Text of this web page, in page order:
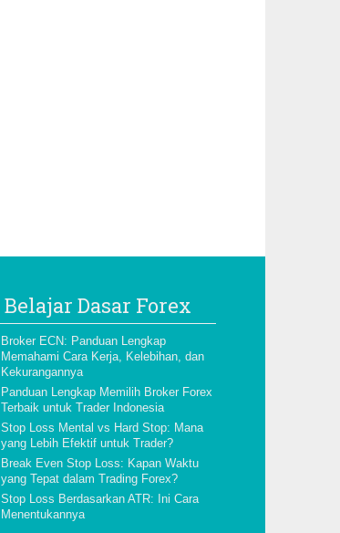
Belajar Dasar Forex
Broker ECN: Panduan Lengkap
Memahami Cara Kerja, Kelebihan, dan
Kekurangannya
Panduan Lengkap Memilih Broker Forex
Terbaik untuk Trader Indonesia
Stop Loss Mental vs Hard Stop: Mana
yang Lebih Efektif untuk Trader?
Break Even Stop Loss: Kapan Waktu
yang Tepat dalam Trading Forex?
Stop Loss Berdasarkan ATR: Ini Cara
Menentukannya